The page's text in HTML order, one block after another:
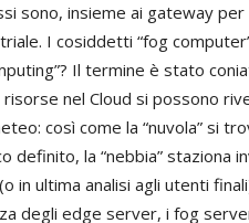
sono, insieme ai gateway
I cosiddetti “fog
Il termine è stato
nel Cloud si possono
così come la “nuvola” si
definito, la “nebbia” staziona
ultima analisi agli utenti
degli edge server, i fog